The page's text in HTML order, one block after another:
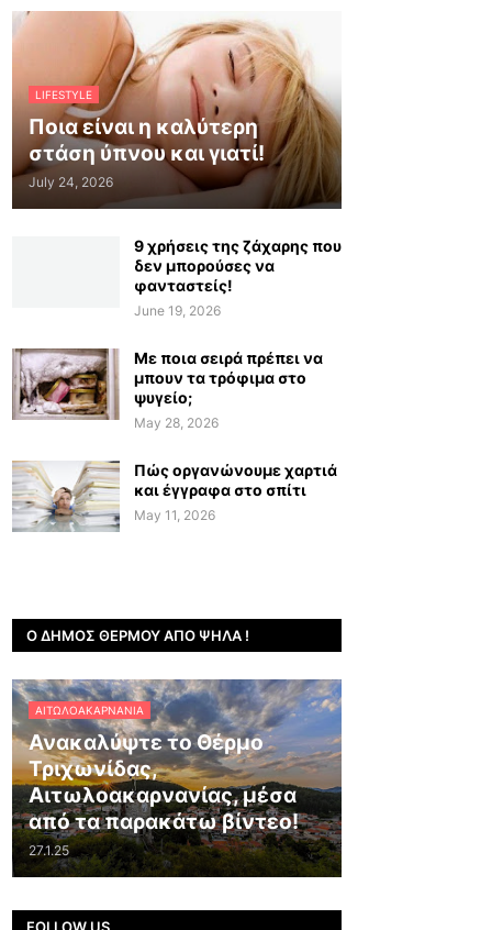
LIFESTYLE
Ποια είναι η καλύτερη
στάση ύπνου και γιατί!
July 24, 2026
9 χρήσεις της ζάχαρης που
δεν μπορούσες να
φανταστείς!
June 19, 2026
Με ποια σειρά πρέπει να
μπουν τα τρόφιμα στο
ψυγείο;
May 28, 2026
Πώς οργανώνουμε χαρτιά
και έγγραφα στο σπίτι
May 11, 2026
Ο ΔΉΜΟΣ ΘΈΡΜΟΥ ΑΠΌ ΨΗΛΆ !
ΑΙΤΩΛΟΑΚΑΡΝΑΝΊΑ
Ανακαλύψτε το Θέρμο
Τριχωνίδας,
Αιτωλοακαρνανίας, μέσα
από τα παρακάτω βίντεο!
27.1.25
FOLLOW US